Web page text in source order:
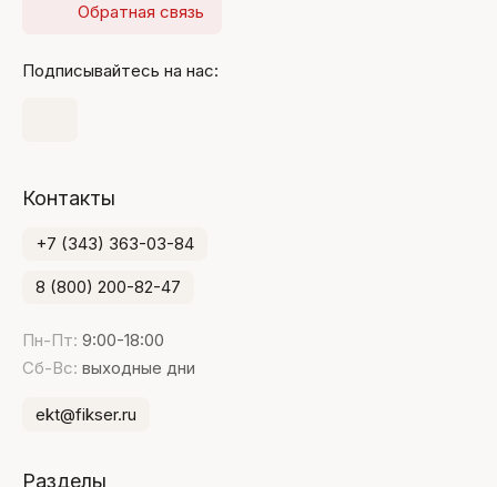
Обратная связь
Подписывайтесь на нас:
Контакты
+7 (343) 363-03-84
8 (800) 200-82-47
Пн-Пт: 9:00-18:00
Сб-Вс: выходные дни
ekt@fikser.ru
Разделы